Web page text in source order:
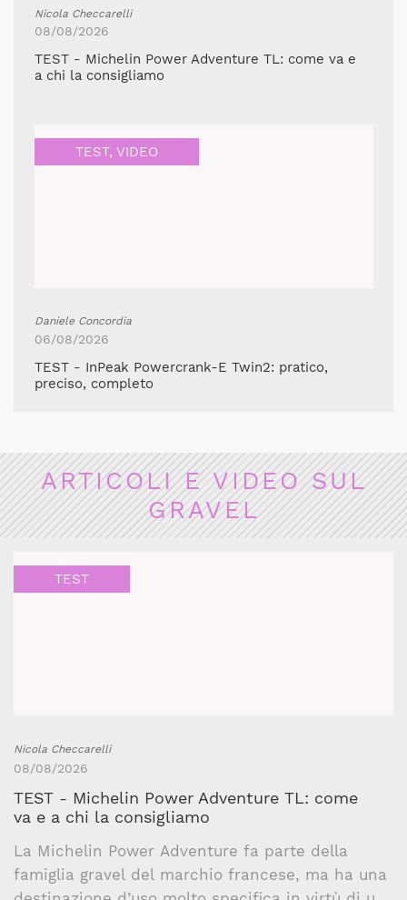
Nicola Checcarelli
08/08/2026
TEST - Michelin Power Adventure TL: come va e
a chi la consigliamo
TEST, VIDEO
Daniele Concordia
06/08/2026
TEST - InPeak Powercrank-E Twin2: pratico,
preciso, completo
ARTICOLI E VIDEO SUL
GRAVEL
TEST
Nicola Checcarelli
08/08/2026
TEST - Michelin Power Adventure TL: come
va e a chi la consigliamo
La Michelin Power Adventure fa parte della
famiglia gravel del marchio francese, ma ha una